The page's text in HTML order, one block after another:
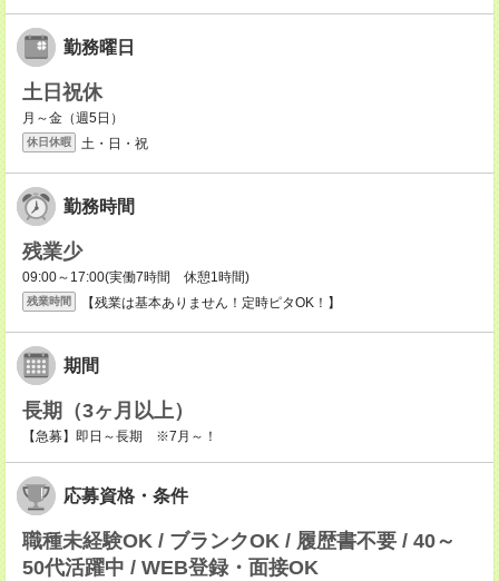
勤務曜日
土日祝休
月～金（週5日）
休日休暇 土・日・祝
勤務時間
残業少
09:00～17:00(実働7時間 休憩1時間)
残業時間 【残業は基本ありません！定時ピタOK！】
期間
長期（3ヶ月以上）
【急募】即日～長期 ※7月～！
応募資格・条件
職種未経験OK / ブランクOK / 履歴書不要 / 40～
50代活躍中 / WEB登録・面接OK